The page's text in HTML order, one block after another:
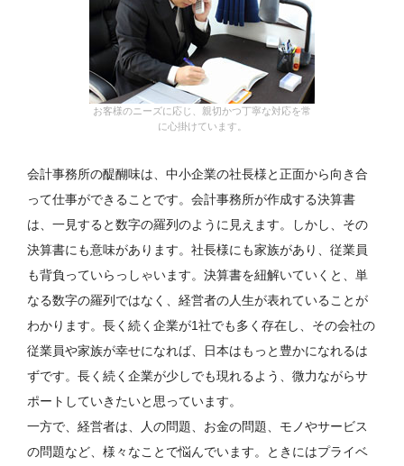
お客様のニーズに応じ、親切かつ丁寧な対応を常
に心掛けています。
会計事務所の醍醐味は、中小企業の社長様と正面から向き合
って仕事ができることです。会計事務所が作成する決算書
は、一見すると数字の羅列のように見えます。しかし、その
決算書にも意味があります。社長様にも家族があり、従業員
も背負っていらっしゃいます。決算書を紐解いていくと、単
なる数字の羅列ではなく、経営者の人生が表れていることが
わかります。長く続く企業が1社でも多く存在し、その会社の
従業員や家族が幸せになれば、日本はもっと豊かになれるは
ずです。長く続く企業が少しでも現れるよう、微力ながらサ
ポートしていきたいと思っています。
一方で、経営者は、人の問題、お金の問題、モノやサービス
の問題など、様々なことで悩んでいます。ときにはプライベ